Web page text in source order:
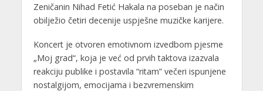
Zeničanin Nihad Fetić Hakala na poseban je način
obilježio četiri decenije uspješne muzičke karijere.
Koncert je otvoren emotivnom izvedbom pjesme
„Moj grad“, koja je već od prvih taktova izazvala
reakciju publike i postavila “ritam” večeri ispunjene
nostalgijom, emocijama i bezvremenskim